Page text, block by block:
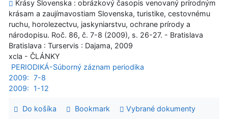
Krásy Slovenska : obrázkový časopis venovaný prírodným
krásam a zaujímavostiam Slovenska, turistike, cestovnému
ruchu, horolezectvu, jaskyniarstvu, ochrane prírody a
národopisu. Roč. 86, č. 7-8 (2009), s. 26-27. - Bratislava
Bratislava : Turservis : Dajama, 2009
xcla - ČLÁNKY
PERIODIKÁ-Súborný záznam periodika
2009: 7-8
2009:
1-12
Do košíka Bookmark Vybrané dokumenty